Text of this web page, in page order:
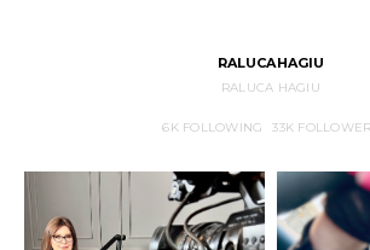
RALUCAHAGIU
RALUCA HAGIU
6KFOLLOWING 33K